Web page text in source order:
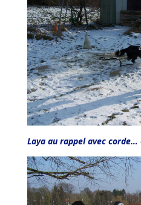
Laya au rappel avec